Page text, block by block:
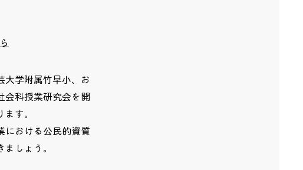
大学附属竹早小、お
会科授業研究会を開
す。
における公民的資質
しょう。